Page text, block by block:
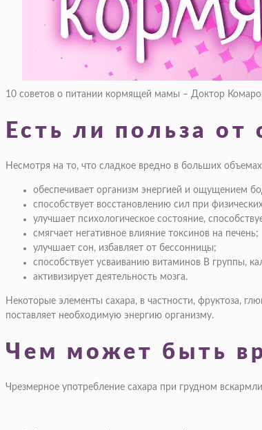
10 советов о питании кормящей мамы – Доктор
Есть ли польза
Несмотря на то, что сладкое вредно в больших
обеспечивает организм энергией и ощущением
способствует восстановлению сил при
улучшает психологическое состояние,
смягчает негативное влияние токсинов на печень;
улучшает сон, избавляет от бессонницы;
способствует усваиванию витаминов В группы,
активизирует деятельность мозга.
Некоторые элементы сахара, в частности, фруктоза,
поставляет необходимую энергию организму.
Чем может быть
Чрезмерное употребление сахара при грудном